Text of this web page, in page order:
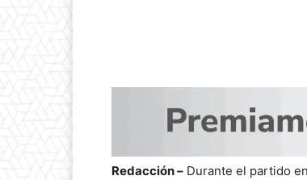
Redacción – Durante el partido